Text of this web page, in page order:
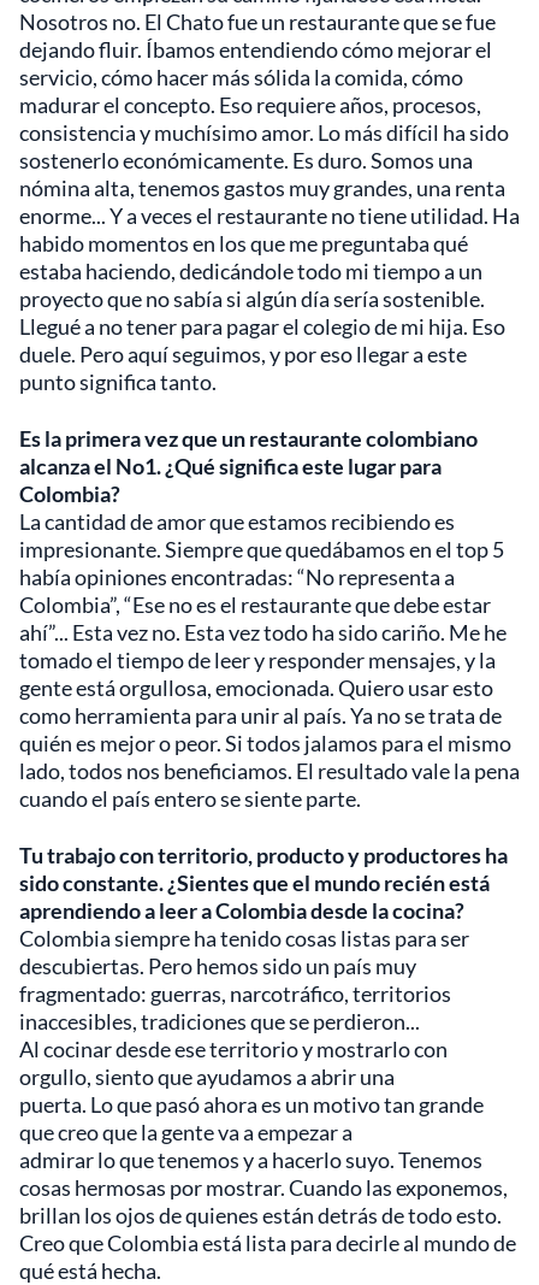
Nosotros no. El Chato fue un restaurante que se fue
dejando fluir. Íbamos entendiendo cómo mejorar el
servicio, cómo hacer más sólida la comida, cómo
madurar el concepto. Eso requiere años, procesos,
consistencia y muchísimo amor. Lo más difícil ha sido
sostenerlo económicamente. Es duro. Somos una
nómina alta, tenemos gastos muy grandes, una renta
enorme... Y a veces el restaurante no tiene utilidad. Ha
habido momentos en los que me preguntaba qué
estaba haciendo, dedicándole todo mi tiempo a un
proyecto que no sabía si algún día sería sostenible.
Llegué a no tener para pagar el colegio de mi hija. Eso
duele. Pero aquí seguimos, y por eso llegar a este
punto significa tanto.
Es la primera vez que un restaurante colombiano
alcanza el No1. ¿Qué significa este lugar para
Colombia?
La cantidad de amor que estamos recibiendo es
impresionante. Siempre que quedábamos en el top 5
había opiniones encontradas: “No representa a
Colombia”, “Ese no es el restaurante que debe estar
ahí”... Esta vez no. Esta vez todo ha sido cariño. Me he
tomado el tiempo de leer y responder mensajes, y la
gente está orgullosa, emocionada. Quiero usar esto
como herramienta para unir al país. Ya no se trata de
quién es mejor o peor. Si todos jalamos para el mismo
lado, todos nos beneficiamos. El resultado vale la pena
cuando el país entero se siente parte.
Tu trabajo con territorio, producto y productores ha
sido constante. ¿Sientes que el mundo recién está
aprendiendo a leer a Colombia desde la cocina?
Colombia siempre ha tenido cosas listas para ser
descubiertas. Pero hemos sido un país muy
fragmentado: guerras, narcotráfico, territorios
inaccesibles, tradiciones que se perdieron...
Al cocinar desde ese territorio y mostrarlo con
orgullo, siento que ayudamos a abrir una
puerta. Lo que pasó ahora es un motivo tan grande
que creo que la gente va a empezar a
admirar lo que tenemos y a hacerlo suyo. Tenemos
cosas hermosas por mostrar. Cuando las exponemos,
brillan los ojos de quienes están detrás de todo esto.
Creo que Colombia está lista para decirle al mundo de
qué está hecha.